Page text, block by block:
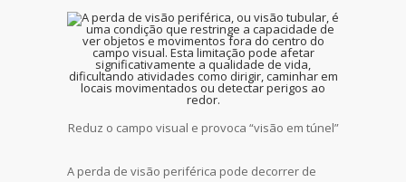
Reduz o campo visual e provoca “visão em túnel”
A perda de visão periférica pode decorrer de